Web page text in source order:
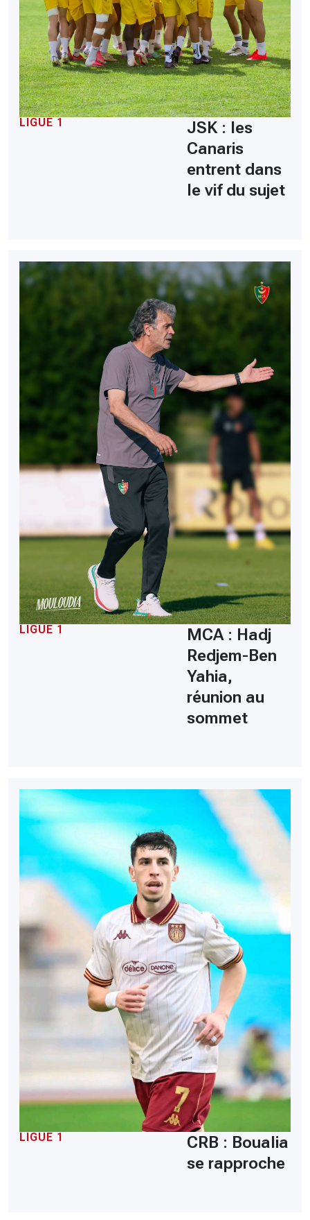
LIGUE 1
JSK : les
Canaris
entrent dans
le vif du sujet
LIGUE 1
MCA : Hadj
Redjem-Ben
Yahia,
réunion au
sommet
LIGUE 1
CRB : Boualia
se rapproche